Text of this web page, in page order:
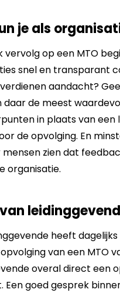
je als
vervolg op een MTO
snel en transparant
aandacht?
de meest
in plaats van een
de opvolging. En
mensen zien dat
organisatie.
heeft
van een MTO
overal direct een
Een goed gesprek